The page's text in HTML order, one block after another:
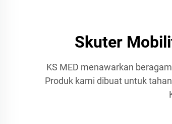
Skuter
KS MED menawarkan
Produk kami dibuat untuk